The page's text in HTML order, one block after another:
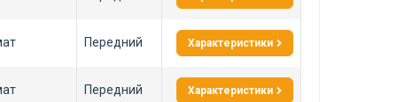
Передний Характеристики
Передний Характеристики